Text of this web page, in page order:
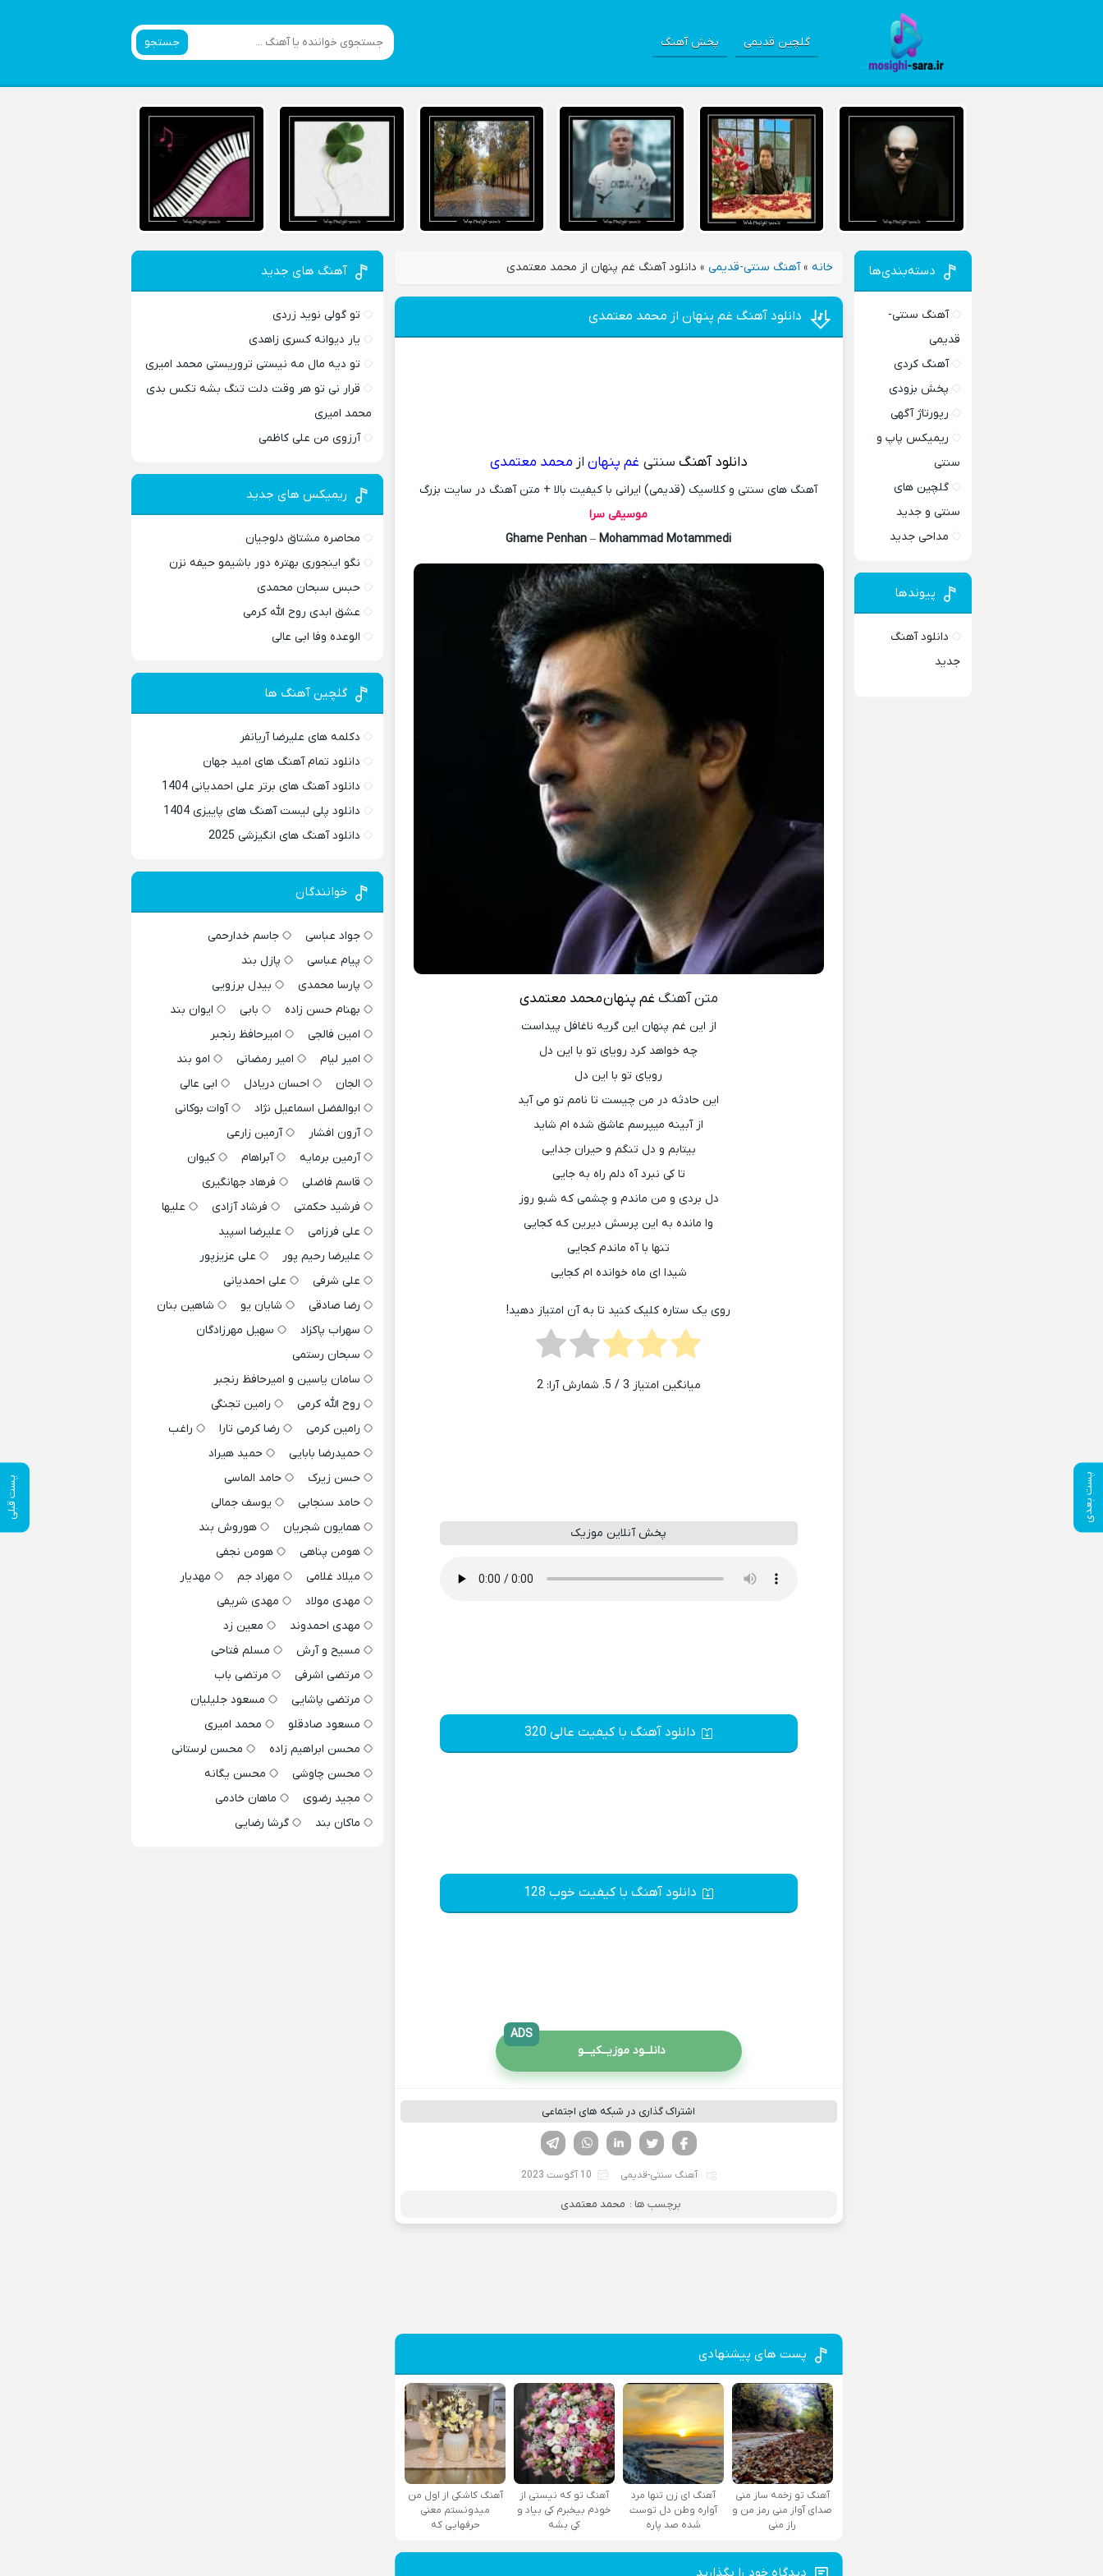
گلچین قدیمی پخش آهنگ جستجو
خانه »آهنگ سنتی-قدیمی » دانلود آهنگ غم پنهان از محمد معتمدی
پست بعدی پست قبلی
دانلود آهنگ غم پنهان از محمد معتمدی
دانلود آهنگ سنتی غم پنهان از محمد معتمدی
آهنگ های سنتی و کلاسیک (قدیمی) ایرانی با کیفیت بالا + متن آهنگ در سایت بزرگ
موسیقی سرا
Ghame Penhan –Mohammad Motammedi
متن آهنگ غم پنهانمحمد معتمدی
از این غم پنهان این گریه ناغافل پیداست
چه خواهد کرد رویای تو با این دل
رویای تو با این دل
این حادثه در من چیست تا نامم تو می آید
از آبینه میپرسم عاشق شده ام شاید
بیتابم و دل تنگم و حیران جدایی
تا کی نبرد آه دلم راه به جایی
دل بردی و من ماندم و چشمی که شبو روز
وا مانده به این پرسش دیرین که کجایی
تنها با آه ماندم کجایی
شیدا ای ماه خوانده ام کجایی
روی یک ستاره کلیک کنید تا به آن امتیاز دهید!
میانگین امتیاز 3 / 5. شمارش آرا: 2
پخش آنلاین موزیک
دانلود آهنگ با کیفیت عالی 320
دانلود آهنگ با کیفیت خوب 128
دانلــود موزیــکیـــو
ADS
اشتراک گذاری در شبکه های اجتماعی
لینکدین تویتر
فیسوک
آهنگ سنتی-قدیمی 10 آگوست 2023
برچسب ها : محمد معتمدی
پست های پیشنهادی
آهنگ تو زخمه ساز منی
صدای آواز منی رمز من و
راز منی
آهنگ ای زن تنها مرد
آواره وطن دل توست
شده صد پاره
آهنگ تو که نیستی از
خودم بیخبرم کی بیاد و
کی بشه
آهنگ کاشکی از اول من
میدونستم معنی
حرفهایی که
دیدگاه خود را بگذارید
دسته‌بندی‌ها
آهنگ سنتی-
قدیمی
آهنگ کردی
پخش بزودی
رپورتاژ آگهی
ریمیکس پاپ و
سنتی
گلچین های
سنتی و جدید
مداحی جدید
پیوندها
دانلود آهنگ
جدید
آهنگ های جدید
تو گولی نوید زردی
یار دیوانه کسری زاهدی
تو دیه مال مه نیستی تروریستی محمد امیری
قرار نی تو هر وقت دلت تنگ بشه تکس بدی
محمد امیری
آرزوی من علی کاظمی
ریمیکس های جدید
محاصره مشتاق دلوجیان
نگو اینجوری بهتره دور باشیمو حیفه نزن
حبس سبحان محمدی
عشق ابدی روح الله کرمی
الوعده وفا ابی عالی
گلچین آهنگ ها
دکلمه های علیرضا آریانفر
دانلود تمام آهنگ های امید جهان
دانلود آهنگ های برتر علی احمدیانی 1404
دانلود پلی لیست آهنگ های پاییزی 1404
دانلود آهنگ های انگیزشی 2025
خوانندگان
جواد عباسی
جاسم خدارحمی
پیام عباسی
پازل بند
پارسا محمدی
بیدل برزویی
بهنام حسن زاده
بابی
ایوان بند
امین فالجی
امیرحافظ رنجبر
امیر لیام
امیر رمضانی
امو بند
الجان
احسان دریادل
ابی عالی
ابوالفضل اسماعیل نژاد
آوات بوکانی
آرون افشار
آرمین زارعی
آرمین برمایه
آبراهام
کیوان
قاسم فاضلی
فرهاد جهانگیری
فرشید حکمتی
فرشاد آزادی
علیها
علی فرزامی
علیرضا اسپید
علیرضا رحیم پور
علی عزیزپور
علی شرفی
علی احمدیانی
رضا صادقی
شایان یو
شاهین بنان
سهراب پاکزاد
سهیل مهرزادگان
سبحان رستمی
سامان یاسین و امیرحافظ رنجبر
روح الله کرمی
رامین تجنگی
رامین کرمی
رضا کرمی تارا
راغب
حمیدرضا بابایی
حمید هیراد
حسن زیرک
حامد الماسی
حامد سنجابی
یوسف جمالی
همایون شجریان
هوروش بند
هومن پناهی
هومن نجفی
میلاد غلامی
مهراد جم
مهدیار
مهدی مولاد
مهدی شریفی
مهدی احمدوند
معین زد
مسیح و آرش
مسلم فتاحی
مرتضی اشرفی
مرتضی باب
مرتضی پاشایی
مسعود جلیلیان
مسعود صادقلو
محمد امیری
محسن ابراهیم زاده
محسن لرستانی
محسن چاوشی
محسن یگانه
مجید رضوی
ماهان خادمی
ماکان بند
گرشا رضایی